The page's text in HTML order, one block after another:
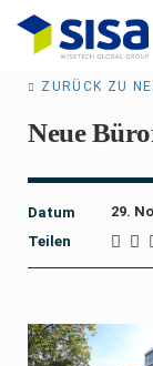
ZURÜCK ZU
Neue
Datum
29.
Teilen